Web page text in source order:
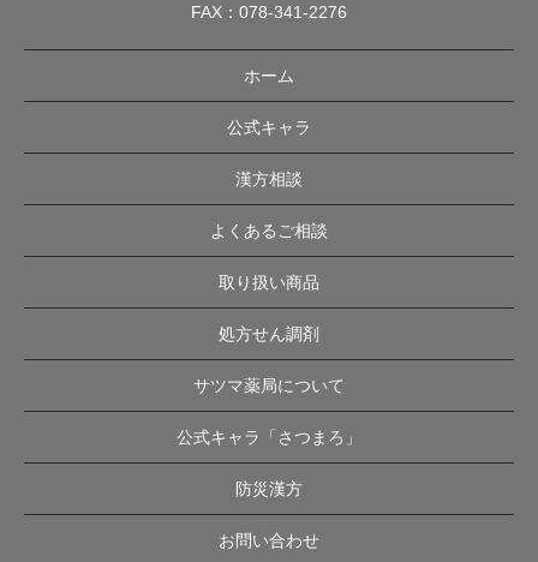
FAX：078-341-2276
ホーム
公式キャラ
漢方相談
よくあるご相談
取り扱い商品
処方せん調剤
サツマ薬局について
公式キャラ「さつまろ」
防災漢方
お問い合わせ